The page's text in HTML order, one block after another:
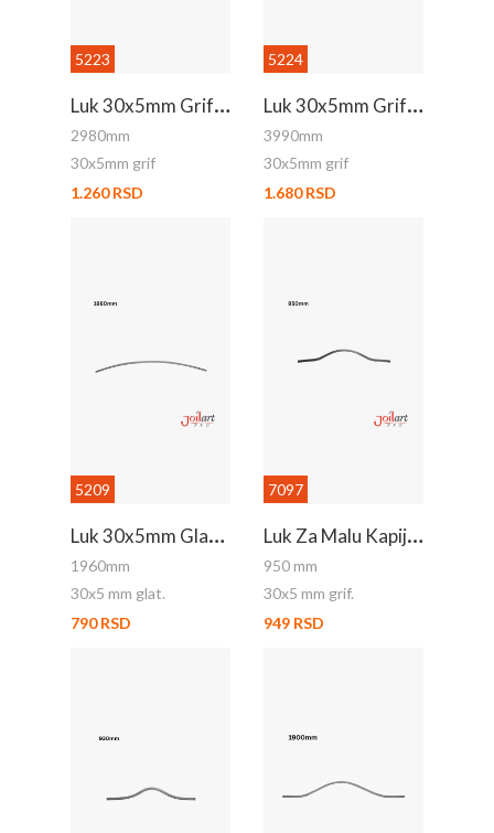
5223
L
Uk 30x5mm Grif 2.98m
2980mm
30x5mm grif
1.260 RSD
5224
L
Uk 30x5mm Grif 3990mm
3990mm
30x5mm grif
1.680 RSD
5209
L
Uk 30x5mm Glat 1960mm
1960mm
30x5 mm glat.
790 RSD
7097
L
Uk Za Malu Kapiju - Gornji
950 mm
30x5 mm grif.
949 RSD